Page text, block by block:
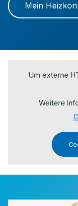
Mein
Um externe
Weitere